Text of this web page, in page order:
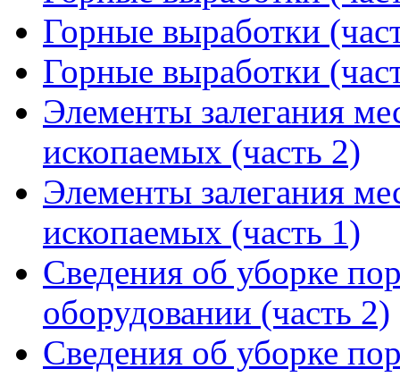
Горные выработки
Горные выработки
Элементы залегания
ископаемых (часть 2)
Элементы залегания
ископаемых (часть 1)
Сведения об уборке
оборудовании (часть 2)
Сведения об уборке